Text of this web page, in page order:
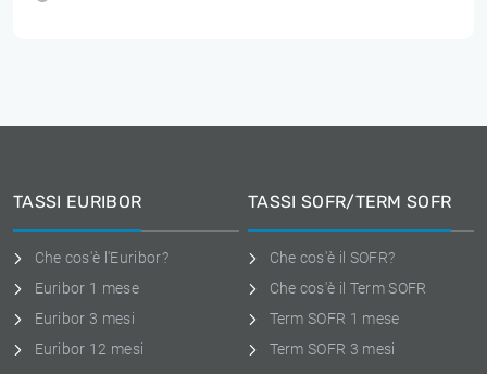
TASSI EURIBOR
Che cos'è l'Euribor?
Euribor 1 mese
Euribor 3 mesi
Euribor 12 mesi
TASSI SOFR/TERM SOFR
Che cos'è il SOFR?
Che cos'è il Term SOFR
Term SOFR 1 mese
Term SOFR 3 mesi